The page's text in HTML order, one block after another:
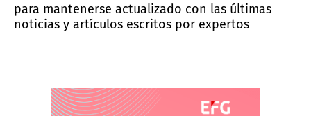
para mantenerse actualizado con las últimas
noticias y artículos escritos por expertos